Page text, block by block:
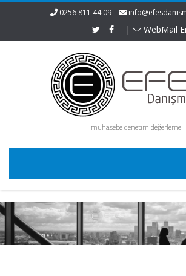
0256 811 44 09
| WebMail
muhasebe denetim değerleme